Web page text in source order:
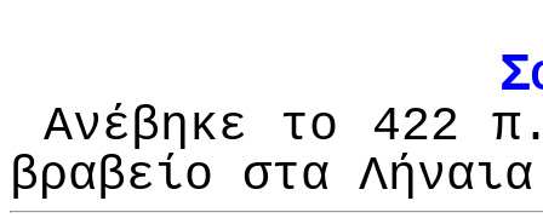
Ανέβηκε το 422
βραβείο στα